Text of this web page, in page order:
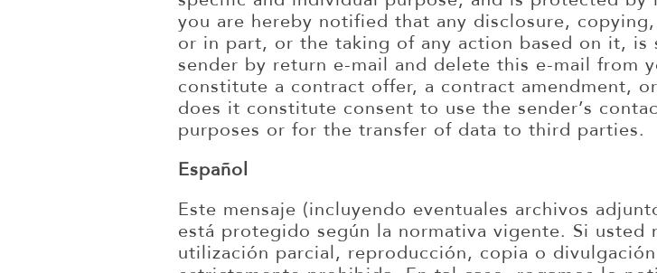
you are hereby notified that any disclosure,
or in part, or the taking of any action based on it,
sender by return e-mail and delete this e-mail from
constitute a contract offer, a contract amendment,
does it constitute consent to use the sender’s
purposes or for the transfer of data to third parties.
Español
Este mensaje (incluyendo eventuales archivos
está protegido según la normativa vigente. Si
utilización parcial, reproducción, copia o